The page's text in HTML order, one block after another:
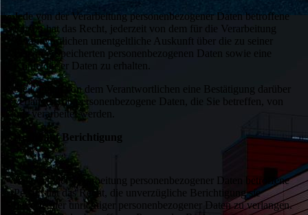
Jede von der Verarbeitung personenbezogener Daten betroffene
Person hat das Recht, jederzeit von dem für die Verarbeitung
Verantwortlichen unentgeltliche Auskunft über die zu seiner
Person gespeicherten personenbezogenen Daten sowie eine
Kopie dieser Daten zu erhalten.
Sie können von dem Verantwortlichen eine Bestätigung darüber
verlangen, ob personenbezogene Daten, die Sie betreffen, von
uns verarbeitet werden.
Recht auf Berichtigung
Jede von der Verarbeitung personenbezogener Daten betroffene
Person hat das Recht, die unverzügliche Berichtigung sie
betreffender unrichtiger personenbezogener Daten zu verlangen.